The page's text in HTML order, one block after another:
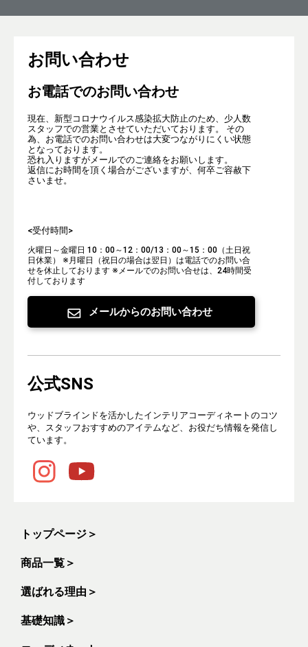
お問い合わせ
お電話でのお問い合わせ
現在、新型コロナウイルス感染拡大防止のため、少人数
スタッフでの営業とさせていただいております。 その
為、お電話でのお問い合わせは大変つながりにくい状態
となっております。
恐れ入りますがメールでのご連絡をお願いします。
返信にお時間を頂く場合がございますが、何卒ご容赦下
さいませ。
<受付時間>
火曜日～金曜日 10：00～12：00/13：00～15：00（土日祝
日休業）
※月曜日（祝日の場合は翌日）は電話でのお問い合
せを休止しております ※メールでのお問い合せは、24時間受
付しております
メールからのお問い合わせ
公式SNS
ウッドブラインドを活かしたインテリアコーディネートのコツ
や、スタッフおすすめのアイテムなど、お役だち情報を発信し
ています。
トップページ ＞
商品一覧 ＞
選ばれる理由 ＞
基礎知識 ＞